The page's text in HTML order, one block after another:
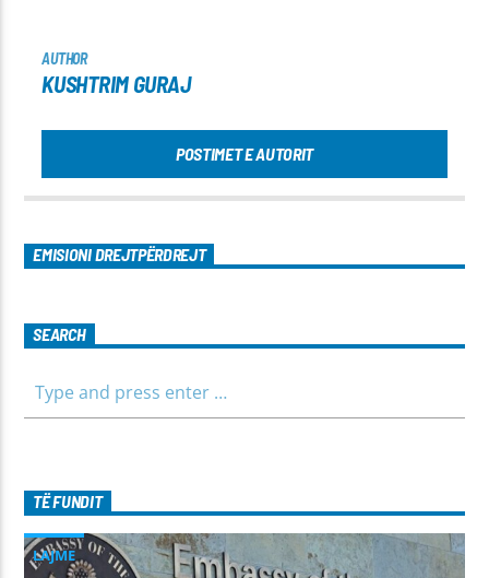
AUTHOR
KUSHTRIM GURAJ
POSTIMET E AUTORIT
EMISIONI DREJTPËRDREJT
SEARCH
TË FUNDIT
LAJME